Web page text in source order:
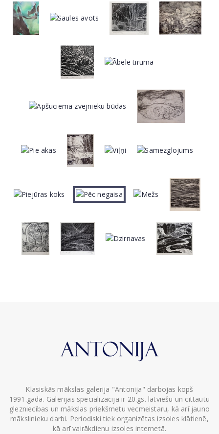
Klasiskās mākslas galerija "Antonija" darbojas kopš
1991.gada. Galerijas specializācija ir 20.gs. latviešu un cittautu
glezniecības un mākslas priekšmetu vecmeistaru, kā arī jauno
mākslinieku darbi. Periodiski tiek organizētas izsoles klātienē,
kā arī vairākdienu izsoles internetā.